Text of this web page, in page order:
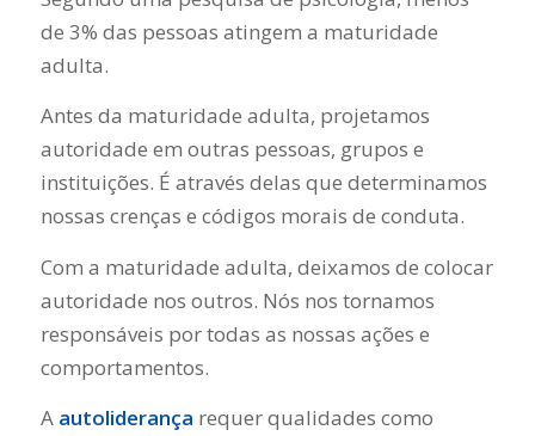
de 3% das pessoas atingem a maturidade
adulta.
Antes da maturidade adulta, projetamos
autoridade em outras pessoas, grupos e
instituições. É através delas que determinamos
nossas crenças e códigos morais de conduta.
Com a maturidade adulta, deixamos de colocar
autoridade nos outros. Nós nos tornamos
responsáveis ​​por todas as nossas ações e
comportamentos.
A autoliderança requer qualidades como